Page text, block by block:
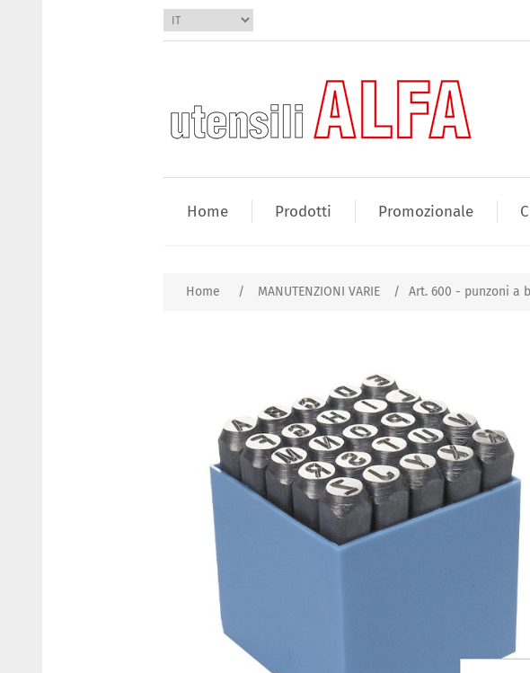
Home Prodotti Promozionale
Home / MANUTENZIONI VARIE / Art. 600 - punzoni a